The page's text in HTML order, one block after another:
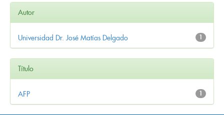
Autor
1
Universidad Dr. José Matías Delgado
Título
1
AFP